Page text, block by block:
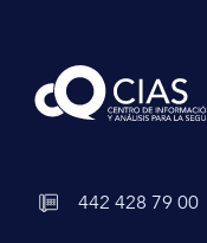
442 428 79 00